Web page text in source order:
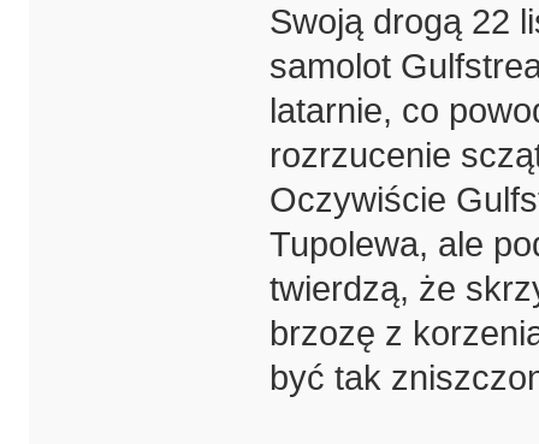
Swoją drogą 22
samolot
latarnie, co
rozrzucenie
Oczywiście
Tupolewa, ale
twierdzą, że
brzozę z
być tak